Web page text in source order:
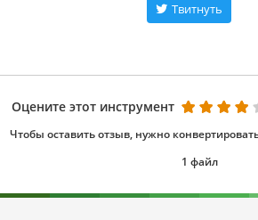
Твитнуть
Оцените этот инструмент
Чтобы оставить отзыв, нужно
1 файл